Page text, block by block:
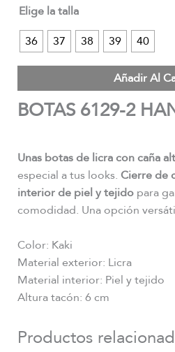
Elige la talla
36
37 38 39 40
Añadir Al
BOTAS 6129-2
Unas botas de licra con caña
especial a tus looks. Cierre de
interior de piel y tejidopara
comodidad. Una opción
Color: Kaki
Material exterior: Licra
Material interior: Piel y tejido
Altura tacón: 6 cm
Productos